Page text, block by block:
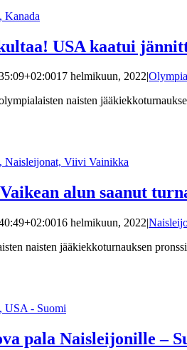
USA kaatui
17 helmikuun, 2022|
naisten
alun saanut
16 helmikuun, 2022|
naisten jääkiekkoturnauksen
pala Naisleijonille –